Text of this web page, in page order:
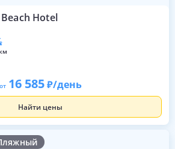
Hotel
от 16 585 /день
Найти цены